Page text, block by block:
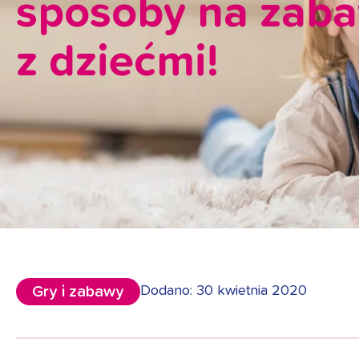
sposoby na
z dziećmi!
Gry i zabawy Dodano: 30 kwietnia 2020